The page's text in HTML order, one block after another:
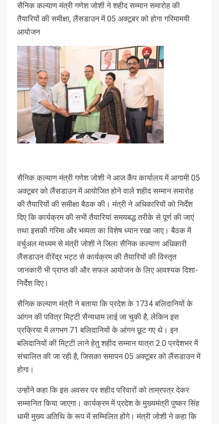
सैनिक कल्याण मंत्री गणेश जोशी ने शहीद सम्मान समारोह की
तैयारियों की समीक्षा, लैंसडाउन में 05 अक्टूबर को होगा गरिमामयी
आयोजन
सैनिक कल्याण मंत्री गणेश जोशी ने आज कैंप कार्यालय में आगामी 05
अक्टूबर को लैंसडाउन में आयोजित होने वाले शहीद सम्मान समारोह
की तैयारियों की समीक्षा बैठक की। मंत्री ने अधिकारियों को निर्देश
दिए कि कार्यक्रम की सभी तैयारियां समयबद्ध तरीके से पूर्ण की जाएं
तथा इसकी गरिमा और भव्यता का विशेष ध्यान रखा जाए। बैठक में
वर्चुअल माध्यम से मंत्री जोशी ने जिला सैनिक कल्याण अधिकारी
लैंसडाउन वीरेंद्र भट्ट से कार्यक्रम की तैयारियों की विस्तृत
जानकारी भी प्राप्त की और सफल आयोजन के लिए आवश्यक दिशा-
निर्देश दिए।
सैनिक कल्याण मंत्री ने बताया कि प्रदेश के 1734 बलिदानियों के
आंगन की पवित्र मिट्टी सैन्यधाम लाई जा चुकी है, लेकिन इस
प्रक्रिया में लगभग 71 बलिदानियों के आंगन छूट गए थे। इन
बलिदानियों की मिट्टी लाने हेतु शहीद सम्मान यात्रा 2.0 प्रदेशभर में
संचालित की जा रही है, जिसका समापन 05 अक्टूबर को लैंसडाउन में
होगा।
उन्होंने कहा कि इस अवसर पर शहीद परिवारों को ताम्रपत्र देकर
सम्मानित किया जाएगा। कार्यक्रम में प्रदेश के मुख्यमंत्री पुष्कर सिंह
धामी मुख्य अतिथि के रूप में सम्मिलित होंगे। मंत्री जोशी ने कहा कि